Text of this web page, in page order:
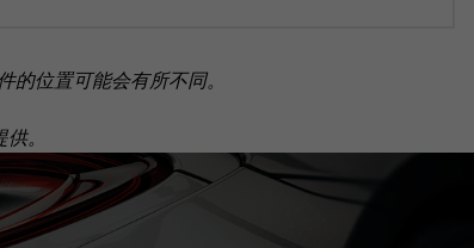
位置可能会有所不同。
。